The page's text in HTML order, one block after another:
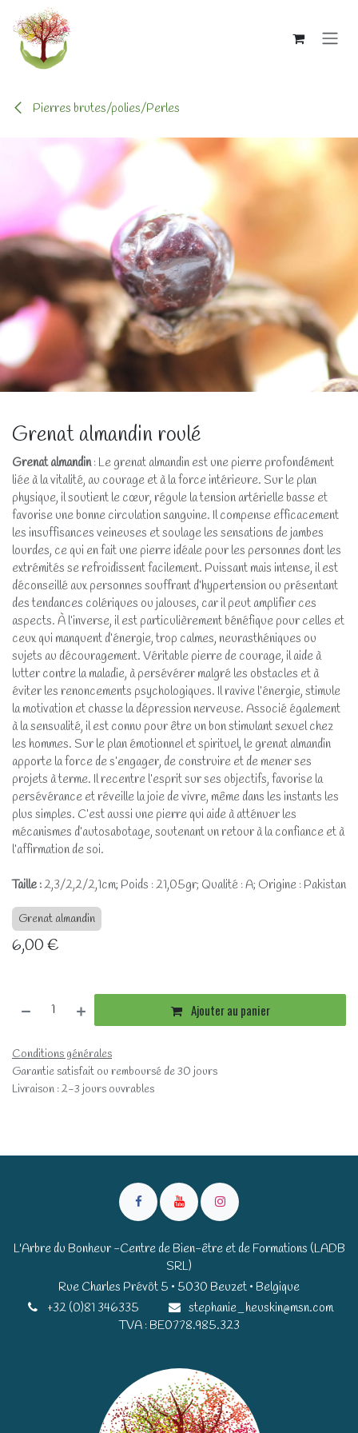
Se rendre au contenu
Pierres brutes/polies/Perles
Grenat almandin roulé
Grenat almandin: Le grenat almandin est une pierre profondément
liée à la vitalité, au courage et à la force intérieure. Sur le plan
physique, il soutient le cœur, régule la tension artérielle basse et
favorise une bonne circulation sanguine. Il compense efficacement
les insuffisances veineuses et soulage les sensations de jambes
lourdes, ce qui en fait une pierre idéale pour les personnes dont les
extrémités se refroidissent facilement. Puissant mais intense, il est
déconseillé aux personnes souffrant d’hypertension ou présentant
des tendances colériques ou jalouses, car il peut amplifier ces
aspects. À l’inverse, il est particulièrement bénéfique pour celles et
ceux qui manquent d’énergie, trop calmes, neurasthéniques ou
sujets au découragement. Véritable pierre de courage, il aide à
lutter contre la maladie, à persévérer malgré les obstacles et à
éviter les renoncements psychologiques. Il ravive l’énergie, stimule
la motivation et chasse la dépression nerveuse. Associé également
à la sensualité, il est connu pour être un bon stimulant sexuel chez
les hommes. Sur le plan émotionnel et spirituel, le grenat almandin
apporte la force de s’engager, de construire et de mener ses
projets à terme. Il recentre l’esprit sur ses objectifs, favorise la
persévérance et réveille la joie de vivre, même dans les instants les
plus simples. C’est aussi une pierre qui aide à atténuer les
mécanismes d’autosabotage, soutenant un retour à la confiance et à
l’affirmation de soi.
Taille :2,3/2,2/2,1cm; Poids : 21,05gr; Qualité : A; Origine : Pakistan
Grenat almandin
6,00€
Ajouter au panier
Conditions générales
Garantie satisfait ou remboursé de 30 jours
Livraison : 2-3 jours ouvrables
L'Arbre du Bonheur -Centre de Bien-être et de Formations (LADB
SRL)
Rue Charles Prévôt 5 • 5030 Beuzet • Belgique​​
+32 (0)81 346335
stephanie_heuskin@msn.com
TVA : BE0778.985.323